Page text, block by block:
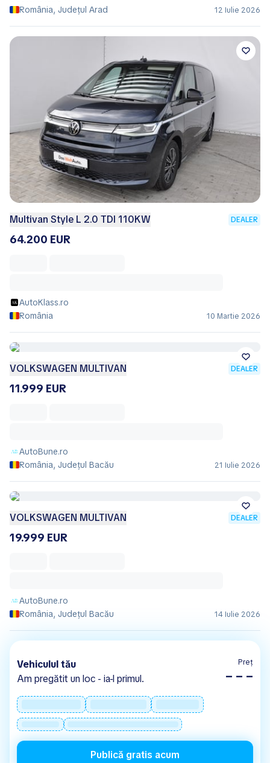
România, Județul Arad
12 Iulie 2026
Multivan Style L 2.0 TDI 110KW DEALER
64.200 EUR
AutoKlass.ro
România
10 Martie 2026
VOLKSWAGEN MULTIVAN DEALER
11.999 EUR
AutoBune.ro
România, Județul Bacău
21 Iulie 2026
VOLKSWAGEN MULTIVAN DEALER
19.999 EUR
AutoBune.ro
România, Județul Bacău
14 Iulie 2026
Vehiculul tău
Am pregătit un loc - ia-l primul.
Preț
– – –
Publică gratis acum